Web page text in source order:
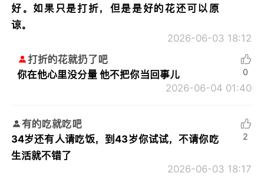
好。如果只是打折，但是是好的花还可以原
谅。
2026-06-03 18:12
打折的花就扔了吧
你在他心里没分量 他不把你当回事儿
2026-06-04 01:40
0
有的吃就吃吧
34岁还有人请吃饭，到43岁你试试，不请你吃
生活就不错了
2026-06-03 18:17
2